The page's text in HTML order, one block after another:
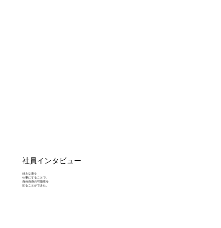
社員インタビュー
好きな車を
仕事にすることで、
自分自身の可能性を
知ることができた。